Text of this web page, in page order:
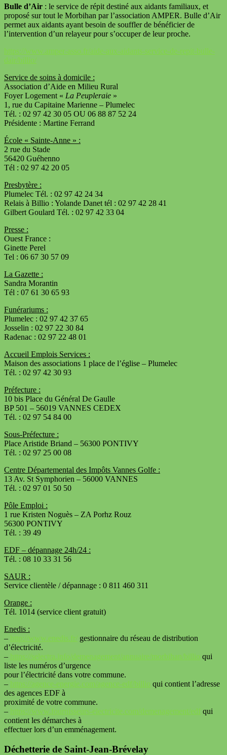
Bulle d’Air : le service de répit destiné aux aidants familiaux, et
proposé sur tout le Morbihan par l’association AMPER. Bulle d’Air
permet aux aidants ayant besoin de souffler de bénéficier de
l’intervention d’un relayeur pour s’occuper de leur proche.
https://www.amper-asso.fr/aide-aux-aidants-service-de-repit-bulle-
dair/billio/
Service de soins à domicile :
Association d’Aide en Milieu Rural
Foyer Logement « La Peupleraie »
1, rue du Capitaine Marienne – Plumelec
Tél. : 02 97 42 30 05 OU 06 88 87 52 24
Présidente : Martine Ferrand
École « Sainte-Anne » :
2 rue du Stade
56420 Guéhenno
Tél : 02 97 42 20 05
Presbytère :
Plumelec Tél. : 02 97 42 24 34
Relais à Billio : Yolande Danet tél : 02 97 42 28 41
Gilbert Goulard Tél. : 02 97 42 33 04
Presse :
Ouest France :
Ginette Perel
Tel : 06 67 30 57 09
La Gazette :
Sandra Morantin
Tél : 07 61 30 65 93
Funérariums :
Plumelec : 02 97 42 37 65
Josselin : 02 97 22 30 84
Radenac : 02 97 22 48 01
Accueil Emplois Services :
Maison des associations 1 place de l’église – Plumelec
Tél. : 02 97 42 30 93
Préfecture :
10 bis Place du Général De Gaulle
BP 501 – 56019 VANNES CEDEX
Tél. : 02 97 54 84 00
Sous-Préfecture :
Place Aristide Briand – 56300 PONTIVY
Tél. : 02 97 25 00 08
Centre Départemental des Impôts Vannes Golfe :
13 Av. St Symphorien – 56000 VANNES
Tél. : 02 97 01 50 50
Pôle Emploi :
1 rue Kristen Noguès – ZA Porhz Rouz
56300 PONTIVY
Tél. : 39 49
EDF – dépannage 24h/24 :
Tél. : 08 10 33 31 56
SAUR :
Service clientèle / dépannage : 0 811 460 311
Orange :
Tél. 1014 (service client gratuit)
Enedis :
– http://www.enedis.fr/ gestionnaire du réseau de distribution
d’électricité.
– https://selectra.info/demenagement/annuaire/morbihan/billio qui
liste les numéros d’urgence
pour l’électricité dans votre commune.
– https://agence-energie.com/agence-edf/billio qui contient l’adresse
des agences EDF à
proximité de votre commune.
– https://www.fournisseurs-electricite.com/demenagement/edf qui
contient les démarches à
effectuer lors d’un emménagement.
Déchetterie de Saint-Jean-Brévelay